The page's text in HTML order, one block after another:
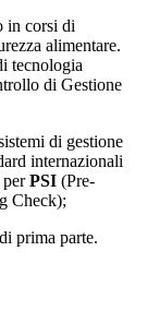
in corsi di
alimentare.
tecnologia
di Gestione
di gestione
internazionali
perPSI (Pre-
Check);
prima parte.